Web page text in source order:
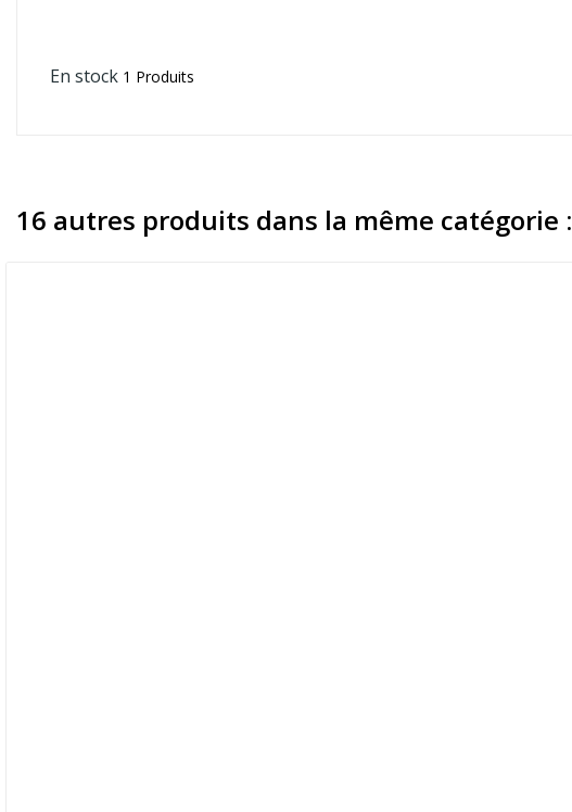
En stock 1 Produits
16 autres produits dans la même catégorie :